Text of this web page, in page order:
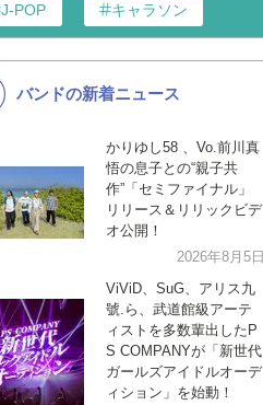
J-POP キャラソン
K-POP バンド
洋楽
VTuber ディズニー
バンドの新着ニュース
かりゆし58 、Vo.前川真
悟の息子との“親子共
作”「セミファイナル」
リリース＆リリックビデ
オ公開！
2026年8月5日
ViViD、SuG、アリス九
號.ら、武道館級アーテ
ィストを多数輩出したP
S COMPANYが「新世代
ガールズアイドルオーデ
ィション」を始動！